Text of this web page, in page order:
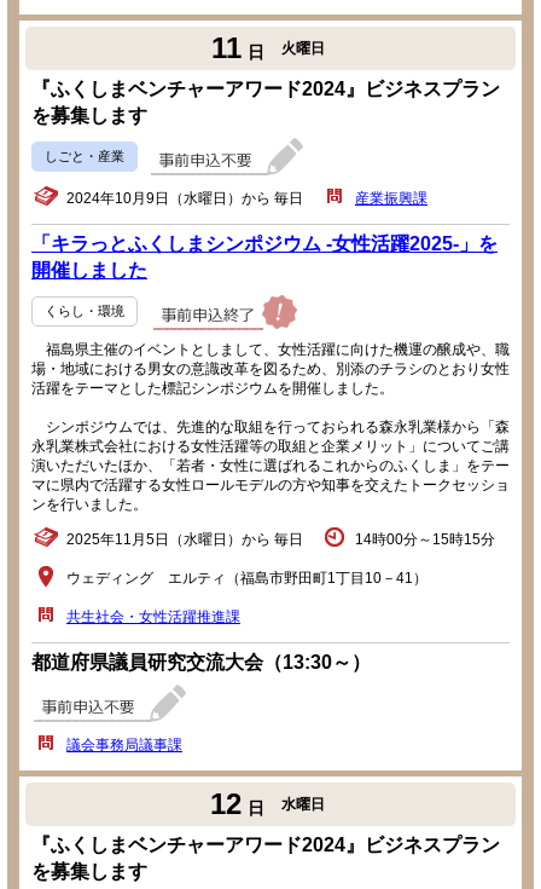
11 日 火曜日
『ふくしまベンチャーアワード2024』ビジネスプラン
を募集します
しごと・産業
2024年10月9日（水曜日）から 毎日 産業振興課
「キラっとふくしまシンポジウム -女性活躍2025-」を
開催しました
くらし・環境
福島県主催のイベントとしまして、女性活躍に向けた機運の醸成や、職
場・地域における男女の意識改革を図るため、別添のチラシのとおり女性
活躍をテーマとした標記シンポジウムを開催しました。
シンポジウムでは、先進的な取組を行っておられる森永乳業様から「森
永乳業株式会社における女性活躍等の取組と企業メリット」についてご講
演いただいたほか、「若者・女性に選ばれるこれからのふくしま」をテー
マに県内で活躍する女性ロールモデルの方や知事を交えたトークセッショ
ンを行いました。
2025年11月5日（水曜日）から 毎日 14時00分～15時15分
ウェディング エルティ（福島市野田町1丁目10－41）
共生社会・女性活躍推進課
都道府県議員研究交流大会（13:30～）
議会事務局議事課
12 日 水曜日
『ふくしまベンチャーアワード2024』ビジネスプラン
を募集します